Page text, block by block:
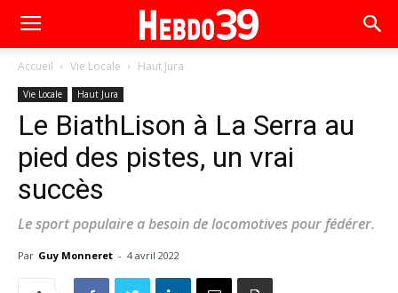
Accueil Vie Locale Haut Jura
Vie Locale Haut Jura
Le BiathLison à La Serra au
pied des pistes, un vrai
succès
Le sport populaire a besoin de locomotives pour fédérer.
Par Guy Monneret - 4 avril 2022